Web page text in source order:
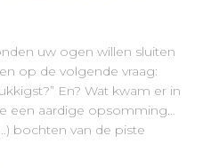
uw ogen willen sluiten
op de volgende vraag:
En? Wat kwam er in
een aardige opsomming…
bochten van de piste